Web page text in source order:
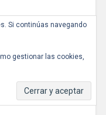
Si continúas navegando
gestionar las cookies,